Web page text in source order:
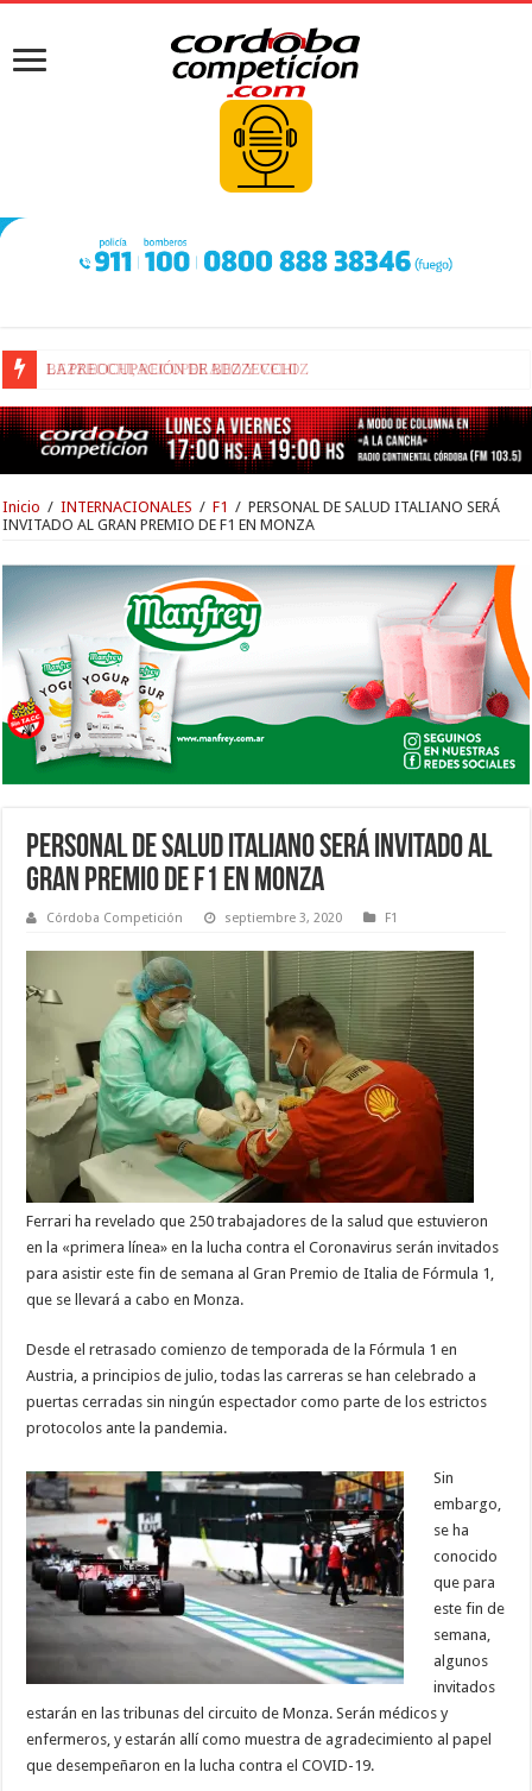
BEZZECCHI, RECUPERADO Y VELOZ
Inicio / INTERNACIONALES / F1 / PERSONAL DE SALUD ITALIANO SERÁ
INVITADO AL GRAN PREMIO DE F1 EN MONZA
PERSONAL DE SALUD ITALIANO SERÁ INVITADO AL
GRAN PREMIO DE F1 EN MONZA
Córdoba Competición septiembre 3, 2020 F1
Ferrari ha revelado que 250 trabajadores de la salud que estuvieron
en la «primera línea» en la lucha contra el Coronavirus serán invitados
para asistir este fin de semana al Gran Premio de Italia de Fórmula 1,
que se llevará a cabo en Monza.
Desde el retrasado comienzo de temporada de la Fórmula 1 en
Austria, a principios de julio, todas las carreras se han celebrado a
puertas cerradas sin ningún espectador como parte de los estrictos
protocolos ante la pandemia.
Sin
embargo,
se ha
conocido
que para
este fin de
semana,
algunos
invitados
estarán en las tribunas del circuito de Monza. Serán médicos y
enfermeros, y estarán allí como muestra de agradecimiento al papel
que desempeñaron en la lucha contra el COVID-19.